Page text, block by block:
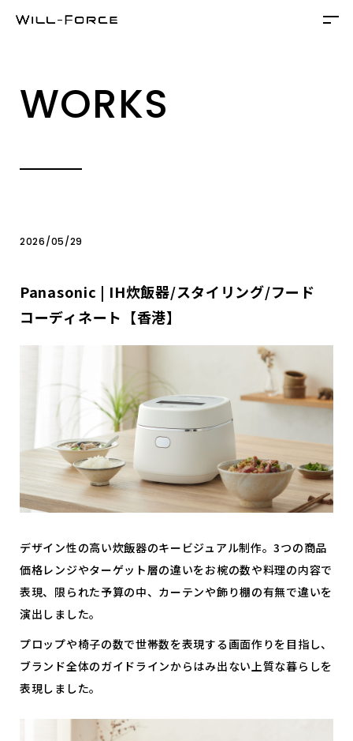
WORKS
2026/05/29
Panasonic | IH炊飯器/スタイリング/フード
コーディネート【香港】
デザイン性の高い炊飯器のキービジュアル制作。3つの商品
価格レンジやターゲット層の違いをお椀の数や料理の内容で
表現、限られた予算の中、カーテンや飾り棚の有無で違いを
演出しました。
プロップや椅子の数で世帯数を表現する画面作りを目指し、
ブランド全体のガイドラインからはみ出ない上質な暮らしを
表現しました。